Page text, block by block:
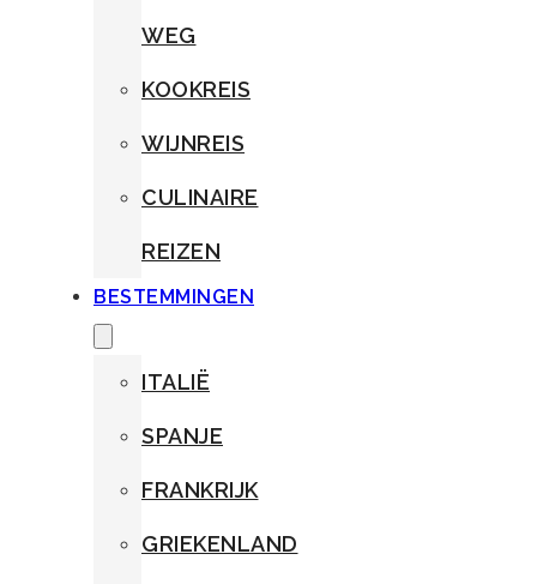
WEG
KOOKREIS
WIJNREIS
CULINAIRE
REIZEN
BESTEMMINGEN
ITALIË
SPANJE
FRANKRIJK
GRIEKENLAND